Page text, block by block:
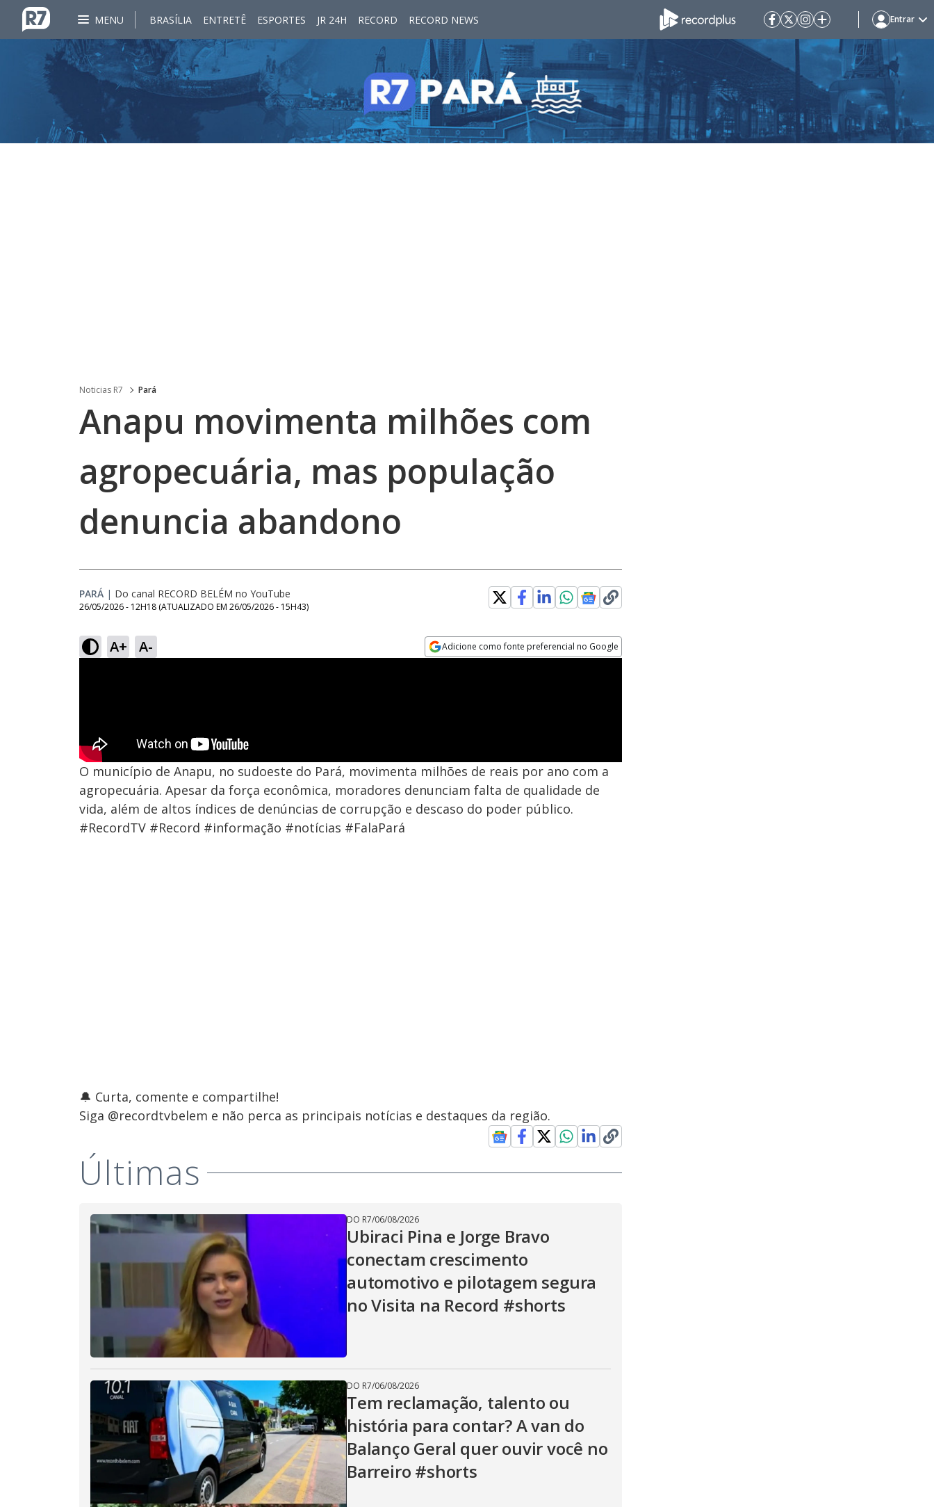
MENU BRASÍLIA ENTRETÊ ESPORTES JR 24H RECORD RECORD NEWS Entrar
Noticias R7 Pará
Anapu movimenta milhões com
agropecuária, mas população
denuncia abandono
PARÁ | Do canal RECORD BELÉM no YouTube
26/05/2026 - 12H18 (ATUALIZADO EM 26/05/2026 - 15H43)
A+ A- Adicione como fonte preferencial no Google
O município de Anapu, no sudoeste do Pará, movimenta milhões de reais por ano com a
agropecuária. Apesar da força econômica, moradores denunciam falta de qualidade de
vida, além de altos índices de denúncias de corrupção e descaso do poder público.
#RecordTV #Record #informação #notícias #FalaPará
🔔 Curta, comente e compartilhe!
Siga @recordtvbelem e não perca as principais notícias e destaques da região.
Últimas
DO R7/06/08/2026
Ubiraci Pina e Jorge Bravo
conectam crescimento
automotivo e pilotagem segura
no Visita na Record #shorts
DO R7/06/08/2026
Tem reclamação, talento ou
história para contar? A van do
Balanço Geral quer ouvir você no
Barreiro #shorts